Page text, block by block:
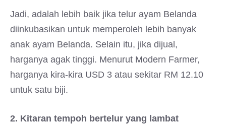
Jadi, adalah lebih baik jika telur ayam Belanda
diinkubasikan untuk memperoleh lebih banyak
anak ayam Belanda. Selain itu, jika dijual,
harganya agak tinggi. Menurut Modern Farmer,
harganya kira-kira USD 3 atau sekitar RM 12.10
untuk satu biji.
2. Kitaran tempoh bertelur yang lambat